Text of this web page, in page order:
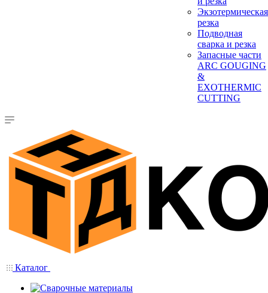
Экзотермическая
резка
Подводная
сварка и резка
Запасные части
ARC GOUGING
&
EXOTHERMIC
CUTTING
Каталог